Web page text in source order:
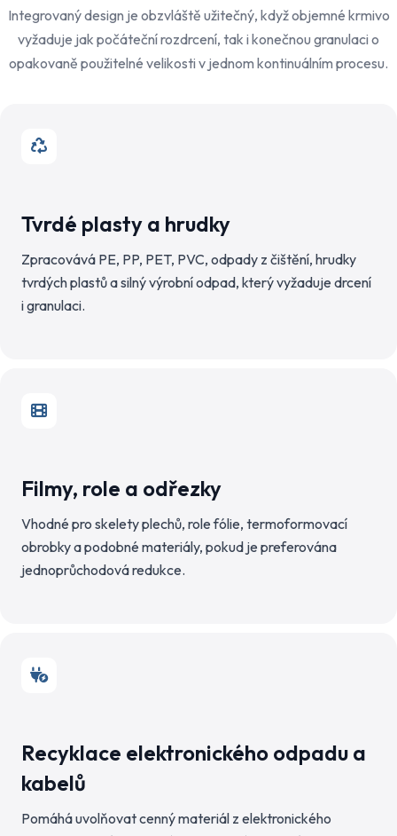
Integrovaný design je obzvláště užitečný, když objemné krmivo
vyžaduje jak počáteční rozdrcení, tak i konečnou granulaci o
opakovaně použitelné velikosti v jednom kontinuálním procesu.
Tvrdé plasty a hrudky
Zpracovává PE, PP, PET, PVC, odpady z čištění, hrudky
tvrdých plastů a silný výrobní odpad, který vyžaduje drcení
i granulaci.
Filmy, role a odřezky
Vhodné pro skelety plechů, role fólie, termoformovací
obrobky a podobné materiály, pokud je preferována
jednoprůchodová redukce.
Recyklace elektronického odpadu a
kabelů
Pomáhá uvolňovat cenný materiál z elektronického